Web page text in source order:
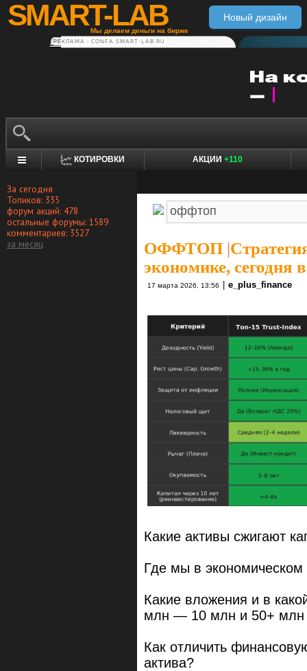
SMART-LAB
Мы делаем деньги на бирже
Новый дизайн
РЕКЛАМА • CONFA.SMART-LAB.RU
КОТИРОВКИ АКЦИИ +110
За сегодня
Топиков: 335
форум акций: 478
остальные форумы: 1589
комментариев: 3527
за месяц
ОФФТОП |
экономике,
17 марта 2026, 13:56 e_plus_finance
Какие активы сжигают
Где мы в
Какие вложения и в
млн — 10 млн и 50+ млн
Как отличить
актива?